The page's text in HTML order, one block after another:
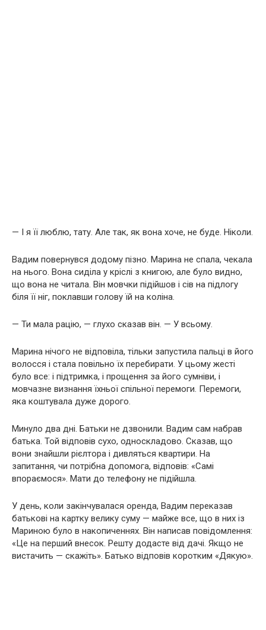
— І я її люблю, тату. Але так, як вона хоче, не буде. Ніколи.
Вадим повернувся додому пізно. Марина не спала, чекала
на нього. Вона сиділа у кріслі з книгою, але було видно,
що вона не читала. Він мовчки підійшов і сів на підлогу
біля її ніг, поклавши голову їй на коліна.
— Ти мала рацію, — глухо сказав він. — У всьому.
Марина нічого не відповіла, тільки запустила пальці в його
волосся і стала повільно їх перебирати. У цьому жесті
було все: і підтримка, і прощення за його сумніви, і
мовчазне визнання їхньої спільної перемоги. Перемоги,
яка коштувала дуже дорого.
Минуло два дні. Батьки не дзвонили. Вадим сам набрав
батька. Той відповів сухо, односкладово. Сказав, що
вони знайшли рієлтора і дивляться квартири. На
запитання, чи потрібна допомога, відповів: «Самі
впораємося». Мати до телефону не підійшла.
У день, коли закінчувалася оренда, Вадим переказав
батькові на картку велику суму — майже все, що в них із
Мариною було в накопиченнях. Він написав повідомлення:
«Це на перший внесок. Решту додасте від дачі. Якщо не
вистачить — скажіть». Батько відповів коротким «Дякую».